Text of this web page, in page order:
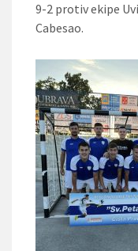
9-2 protiv ekipe
Cabesao.